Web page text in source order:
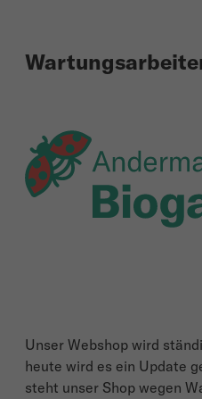
Unser Webshop wird
heute wird es ein Update
steht unser Shop wegen